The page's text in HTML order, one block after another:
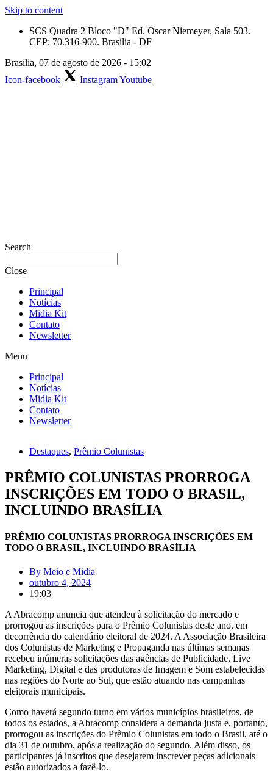
Skip to content
SCS Quadra 2 Bloco "D" Ed. Oscar Niemeyer, Sala 503.
CEP: 70.316-900. Brasília - DF
Brasília, 07 de agosto de 2026 - 15:02
Icon-facebook
InstagramYoutube
Search
Close
Principal
Notícias
Midia Kit
Contato
Newsletter
Menu
Principal
Notícias
Midia Kit
Contato
Newsletter
Destaques, Prêmio Colunistas
PRÊMIO COLUNISTAS PRORROGA
INSCRIÇÕES EM TODO O BRASIL,
INCLUINDO BRASÍLIA
PRÊMIO COLUNISTAS PRORROGA INSCRIÇÕES EM
TODO O BRASIL, INCLUINDO BRASÍLIA
By Meio e Midia
outubro 4, 2024
19:03
A Abracomp anuncia que atendeu à solicitação do mercado e
prorrogou as inscrições para o Prêmio Colunistas deste ano, em
decorrência do calendário eleitoral de 2024. A Associação Brasileira
dos Colunistas de Marketing e Propaganda nas últimas semanas
recebeu inúmeras solicitações das agências de Publicidade, Live
Marketing, Digital e das produtoras de Imagem e Som estabelecidas
nas regiões do Norte ao Sul, que estão atuando nas campanhas
eleitorais municipais.
Como haverá segundo turno em vários municípios brasileiros, de
todos os estados, a Abracomp considera a demanda justa e, portanto,
prorrogou as inscrições do Prêmio Colunistas em todo o Brasil, até o
dia 31 de outubro, após a realização do segundo. Além disso, os
participantes já inscritos que desejarem inscrever peças adicionais
estão autorizados a fazê-lo.